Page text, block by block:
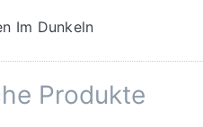
Im Dunkeln
Produkte